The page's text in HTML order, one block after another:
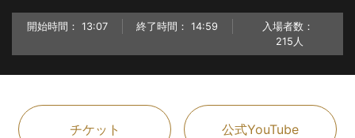
開始時間： 13:07 終了時間： 14:59
入場者数：
215人
チケット 公式YouTube